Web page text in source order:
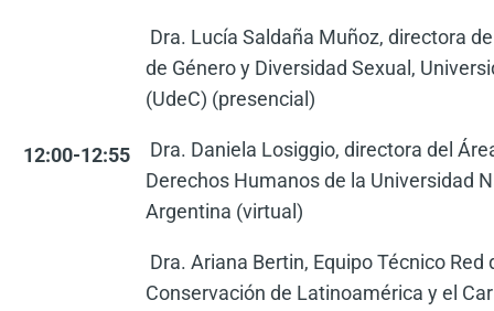
12:00-12:55
Dra. Lucía Saldaña Muñoz, directora
de Género y Diversidad Sexual,
(UdeC) (presencial)
Dra. Daniela Losiggio, directora del
Derechos Humanos de la Universidad
Argentina (virtual)
Dra. Ariana Bertin, Equipo Técnico Red
Conservación de Latinoamérica y el